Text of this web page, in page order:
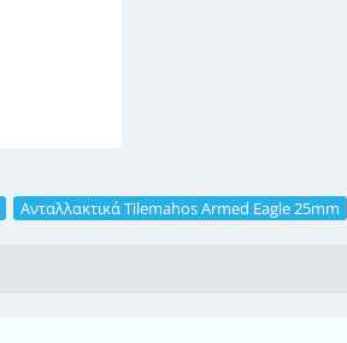
Ανταλλακτικά Tilemahos Armed Eagle 25mm